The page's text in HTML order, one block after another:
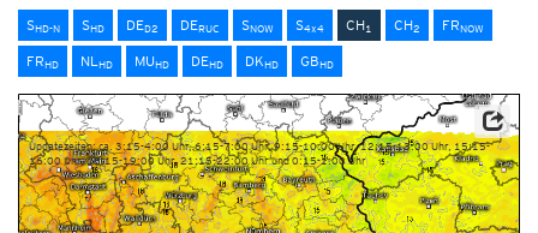
SHD-N SHD DED2 DERUC SNOW S4x4 CH1 CH2 FRNOW
FRHD NLHD MUHD DEHD DKHD GBHD
Updatezeiten: ca. 3:15-4:00 Uhr, 6:15-7:00 Uhr, 9:15-10:00 Uhr, 12:15-13:00 Uhr, 15:15-
16:00 Uhr, 18:15-19:00 Uhr, 21:15-22:00 Uhr und 0:15-1:00 Uhr
Quelle: MeteoSchweiz